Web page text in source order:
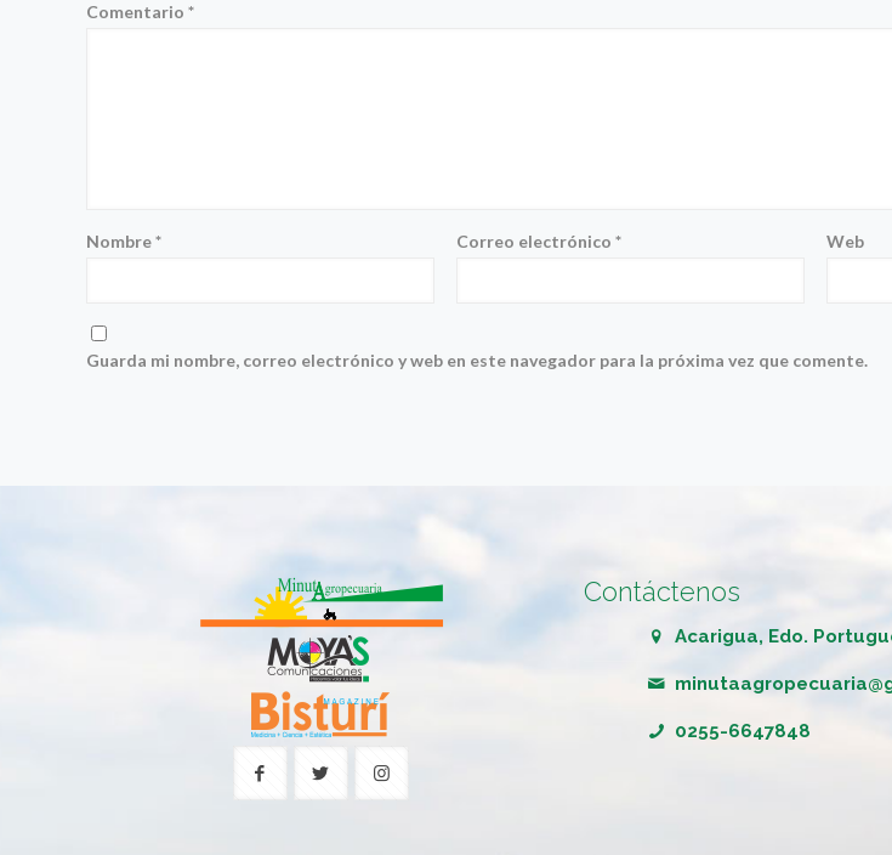
Comentario*
Nombre* Correo electrónico* Web
Guarda mi nombre, correo electrónico y web en este navegador para la próxima vez que comente.
Contáctenos
Acarigua, Edo.
0255-6647848